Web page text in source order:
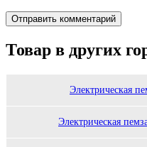
Товар в других
Электрическая
Электрическая